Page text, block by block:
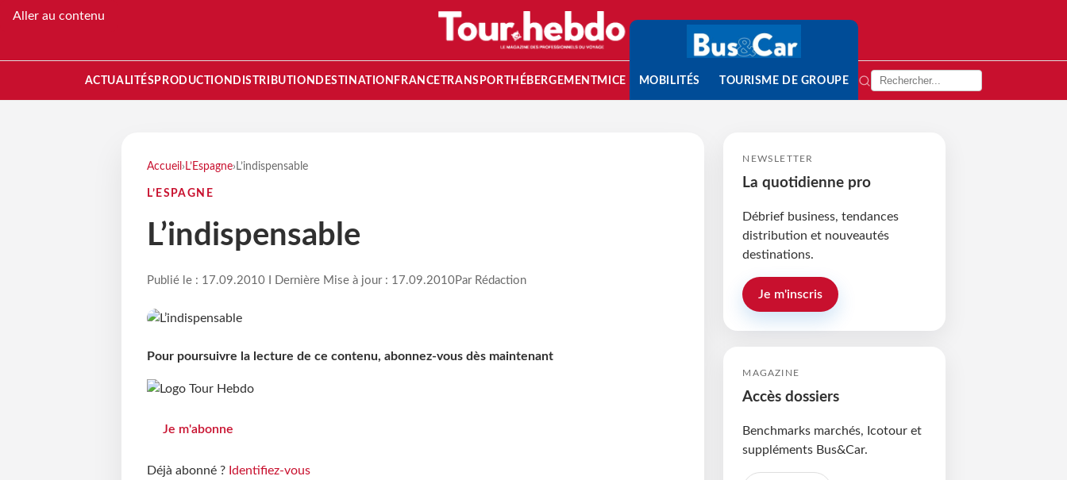
Aller au contenu
ACTUALITÉS PRODUCTION DISTRIBUTION DESTINATION FRANCETRANSPORT HÉBERGEMENTMICE MOBILITÉS TOURISME DE GROUPE
Accueil › L’Espagne› L’indispensable
L’ESPAGNE
L’indispensable
Publié le : 17.09.2010 I Dernière Mise à jour : 17.09.2010Par Rédaction
Pour poursuivre la lecture de ce contenu, abonnez-vous dès maintenant
Je m'abonne
Déjà abonné ? Identifiez-vous
NEWSLETTER
La quotidienne pro
Débrief business, tendances
distribution et nouveautés
destinations.
Je m'inscris
MAGAZINE
Accès dossiers
Benchmarks marchés, Icotour et
suppléments Bus&Car.